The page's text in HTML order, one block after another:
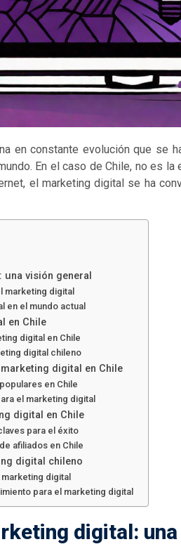
en constante evolución que se
En el caso de Chile, no es la
el marketing digital se ha
una visión general
marketing digital
en el mundo actual
en Chile
digital en Chile
digital chileno
digital en Chile
en Chile
el marketing digital
digital en Chile
para el éxito
afiliados en Chile
digital chileno
digital
para el marketing digital
digital: